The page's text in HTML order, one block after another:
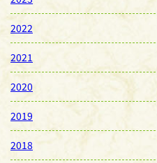
2022
2021
2020
2019
2018